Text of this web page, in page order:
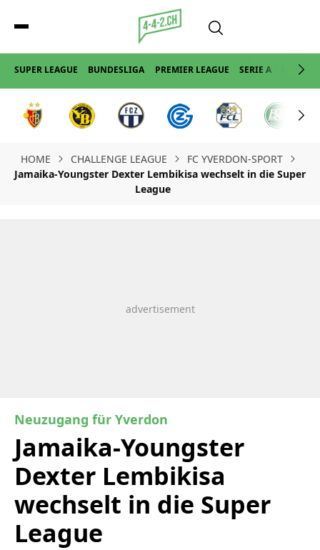
SUPER LEAGUE BUNDESLIGA PREMIER LEAGUE SERIE A LA LIGA
HOME CHALLENGE LEAGUE
FC YVERDON-SPORT
Jamaika-Youngster Dexter Lembikisa wechselt in die Super
League
Neuzugang für Yverdon
Jamaika-Youngster
Dexter Lembikisa
wechselt in die Super
League